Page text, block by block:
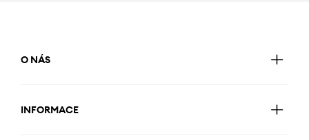
O NÁS
INFORMACE